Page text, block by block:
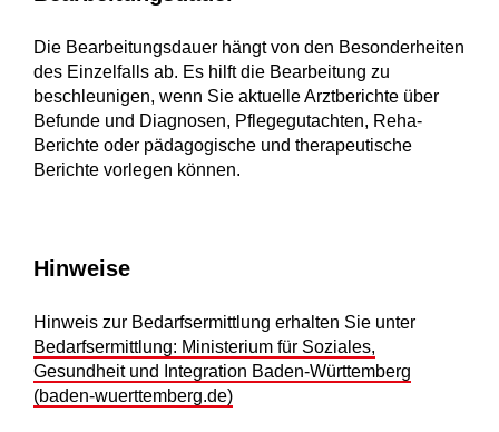
Die Bearbeitungsdauer hängt von den Besonderheiten
des Einzelfalls ab. Es hilft die Bearbeitung zu
beschleunigen, wenn Sie aktuelle Arztberichte über
Befunde und Diagnosen, Pflegegutachten, Reha-
Berichte oder pädagogische und therapeutische
Berichte vorlegen können.
Hinweise
Hinweis zur Bedarfsermittlung erhalten Sie unter
Bedarfsermittlung: Ministerium für Soziales,
Gesundheit und Integration Baden-Württemberg
(baden-wuerttemberg.de)